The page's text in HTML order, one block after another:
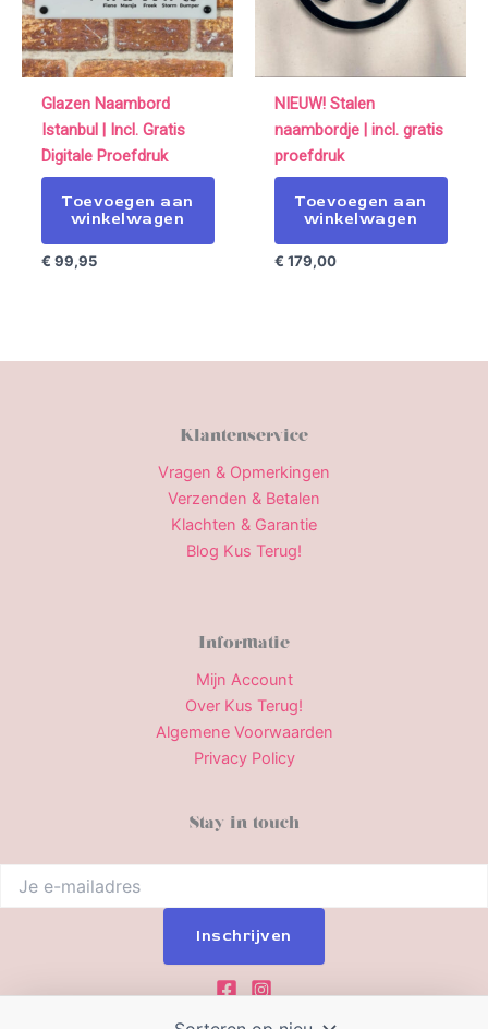
Glazen Naambord
Istanbul | Incl. Gratis
Digitale Proefdruk
Toevoegen aan
winkelwagen
€ 99,95
NIEUW! Stalen
naambordje | incl. gratis
proefdruk
Toevoegen aan
winkelwagen
€ 179,00
Klantenservice
Vragen & Opmerkingen
Verzenden & Betalen
Klachten & Garantie
Blog Kus Terug!
Informatie
Mijn Account
Over Kus Terug!
Algemene Voorwaarden
Privacy Policy
Stay in touch